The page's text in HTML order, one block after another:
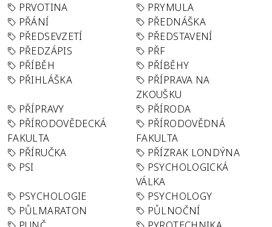
PRVOTINA
PRYMULA
PŘÁNÍ
PŘEDNÁŠKA
PŘEDSEVZETÍ
PŘEDSTAVENÍ
PŘEDZÁPIS
PŘF
PŘÍBĚH
PŘÍBĚHY
PŘIHLÁŠKA
PŘÍPRAVA NA
ZKOUŠKU
PŘÍPRAVY
PŘÍRODA
PŘÍRODOVĚDECKÁ
FAKULTA
PŘÍRODOVĚDNÁ
FAKULTA
PŘÍRUČKA
PŘÍZRAK LONDÝNA
PSI
PSYCHOLOGICKÁ
VÁLKA
PSYCHOLOGIE
PSYCHOLOGY
PŮLMARATON
PŮLNOČNÍ